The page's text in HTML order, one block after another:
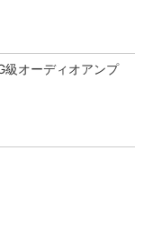
級オーディオアンプ